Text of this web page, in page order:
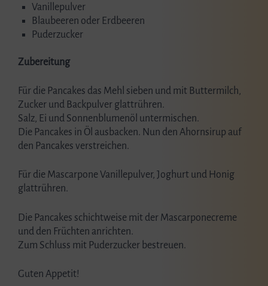
Vanillepulver
Blaubeeren oder Erdbeeren
Puderzucker
Zubereitung
Für die Pancakes das Mehl sieben und mit Buttermilch,
Zucker und Backpulver glattrühren.
Salz, Ei und Sonnenblumenöl untermischen.
Die Pancakes in Öl ausbacken. Nun den Ahornsirup auf
den Pancakes verstreichen.
Für die Mascarpone Vanillepulver, Joghurt und Honig
glattrühren.
Die Pancakes schichtweise mit der Mascarponecreme
und den Früchten anrichten.
Zum Schluss mit Puderzucker bestreuen.
Guten Appetit!